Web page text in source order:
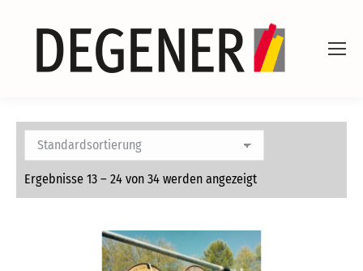
Ergebnisse 13 – 24 von 34 werden angezeigt